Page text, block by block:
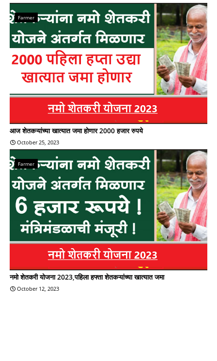
Farmer
आज शेतकऱ्यांच्या खात्यात जमा होणार 2000 हजार रुपये
October 25, 2023
Farmer
नमो शेतकरी योजना 2023,पहिला हफ्ता शेतकऱ्यांच्या खात्यात जमा
October 12, 2023